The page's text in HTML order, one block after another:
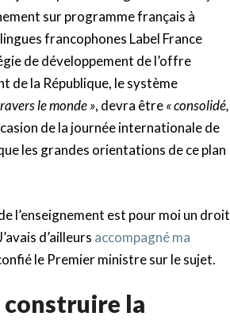
sur programme français à
francophones Label France
de développement de l’offre
de la République, le système
le monde », devra être« consolidé,
de la journée internationale de
les grandes orientations de ce plan
l’enseignement est pour moi un droit
d’ailleurs accompagné ma
le Premier ministre sur le sujet.
construire la